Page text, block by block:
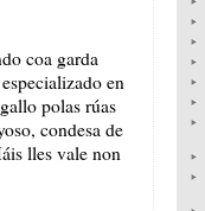
coa garda
en
polas rúas
condesa de
lles vale non